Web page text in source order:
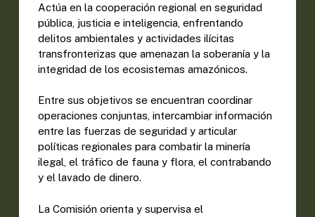
Actúa en la cooperación regional en seguridad
pública, justicia e inteligencia, enfrentando
delitos ambientales y actividades ilícitas
transfronterizas que amenazan la soberanía y la
integridad de los ecosistemas amazónicos.
Entre sus objetivos se encuentran coordinar
operaciones conjuntas, intercambiar información
entre las fuerzas de seguridad y articular
políticas regionales para combatir la minería
ilegal, el tráfico de fauna y flora, el contrabando
y el lavado de dinero.
La Comisión orienta y supervisa el